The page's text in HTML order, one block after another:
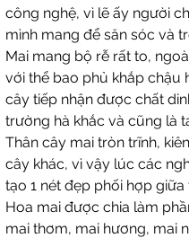
công nghệ, vì lẽ ấy người
mình mang để săn sóc và
Mai mang bộ rễ rất to,
với thể bao phủ khắp chậu
cây tiếp nhận được chất
trường hà khắc và cũng là
Thân cây mai tròn trĩnh,
cây khác, vì vậy lúc các
tạo 1 nét đẹp phối hợp giữa
Hoa mai được chia làm
mai thơm, mai hương, mai